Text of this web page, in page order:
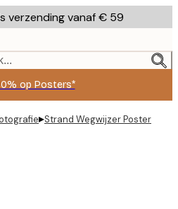
verzending vanaf € 59
op Posters*
▸Strand Wegwijzer Poster